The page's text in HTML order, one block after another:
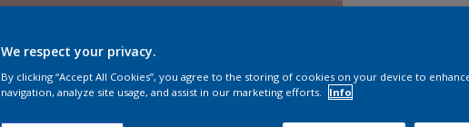
We respect your privacy.
By clicking “Accept All Cookies”, you agree to the storing of cookies on your device to
navigation, analyze site usage, and assist in our marketing efforts.
Info